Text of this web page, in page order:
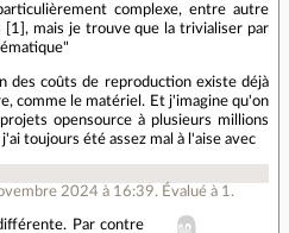
complexe, entre autre
[1], mais je trouve que la trivialiser par
des coûts de reproduction existe déjà
comme le matériel. Et j'imagine qu'on
opensource à plusieurs millions
toujours été assez mal à l'aise avec
2024 à 16:39. Évalué à 1 .
Par contre